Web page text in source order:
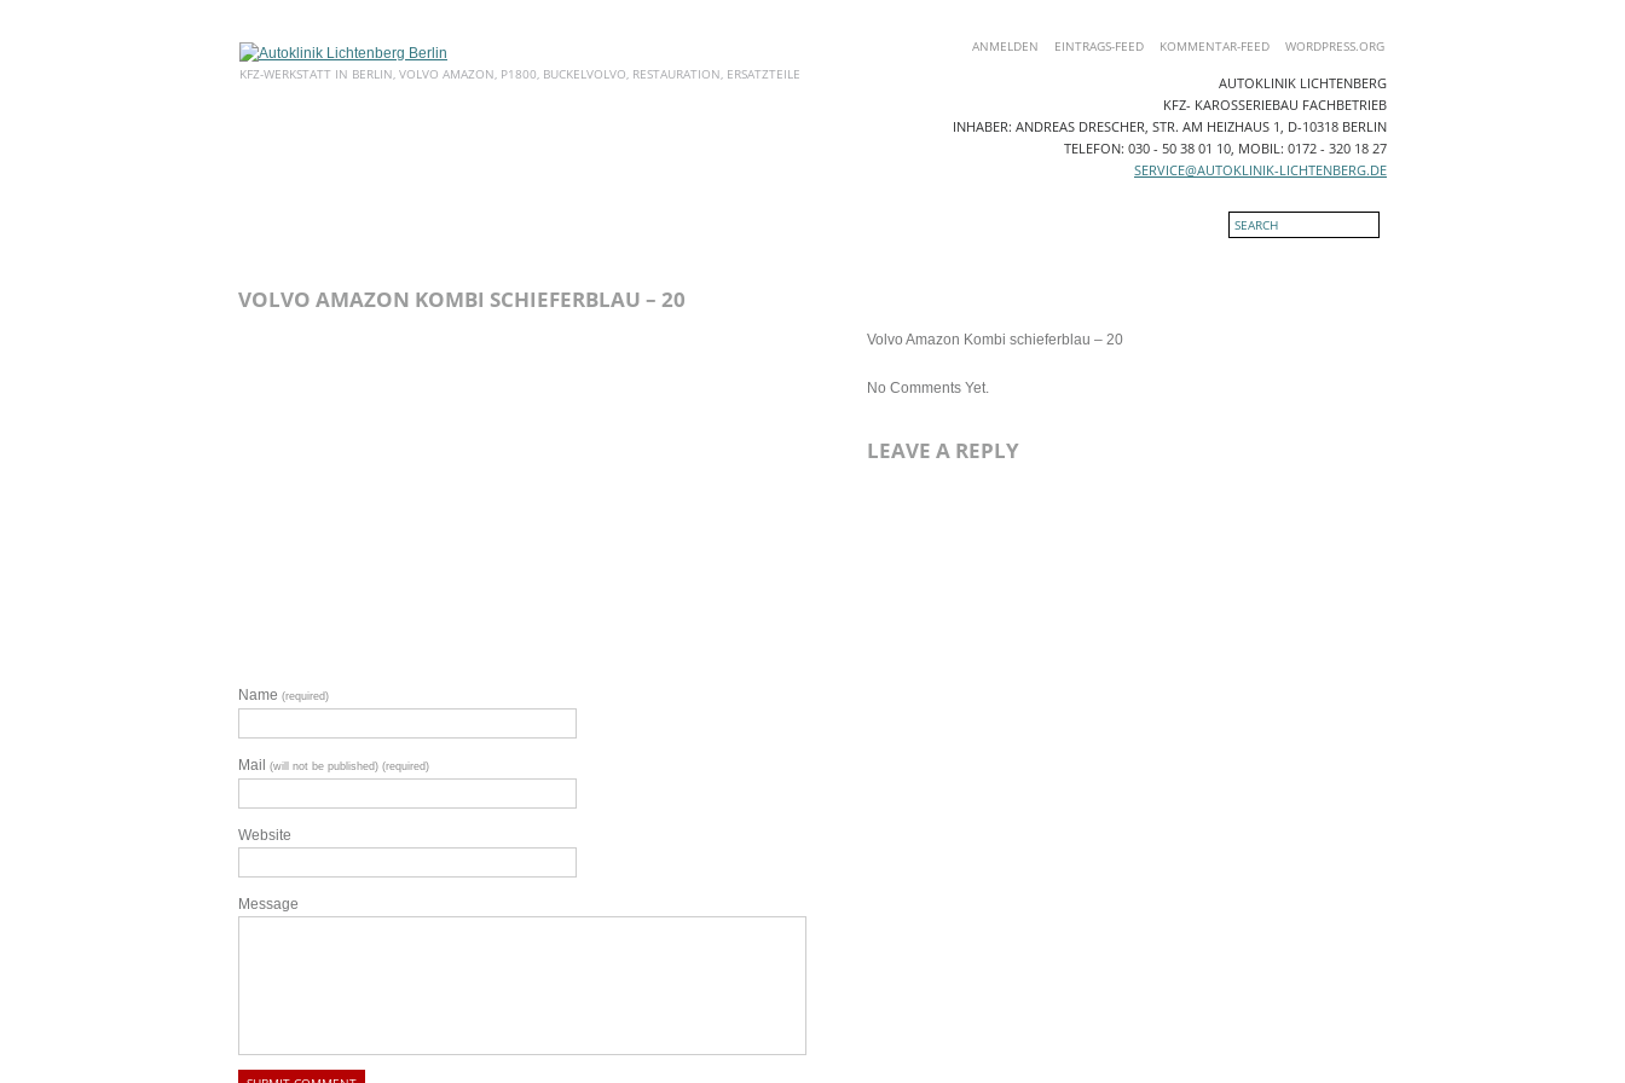
KFZ-WERKSTATT IN BERLIN, VOLVO AMAZON, P1800, BUCKELVOLVO, RESTAURATION, ERSATZTEILE
ANMELDEN EINTRAGS-FEED KOMMENTAR-FEED WORDPRESS.ORG
AUTOKLINIK LICHTENBERG
KFZ- KAROSSERIEBAU FACHBETRIEB
INHABER: ANDREAS DRESCHER, STR. AM HEIZHAUS 1, D-10318 BERLIN
TELEFON: 030 - 50 38 01 10, MOBIL: 0172 - 320 18 27
SERVICE@AUTOKLINIK-LICHTENBERG.DE
VOLVO AMAZON KOMBI SCHIEFERBLAU – 20
Volvo Amazon Kombi schieferblau – 20
No Comments Yet.
LEAVE A REPLY
Name (required)
Mail (will not be published) (required)
Website
Message